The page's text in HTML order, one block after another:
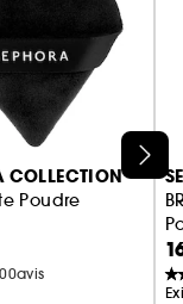
COLLECTION
Poudre
avis